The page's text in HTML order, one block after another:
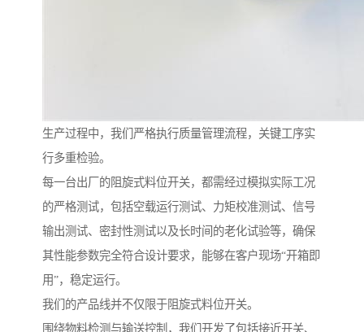
生产过程中，我们严格执行质量管理流程，关键工序实
行多重检验。
每一台出厂的阻旋式料位开关，都需经过模拟实际工况
的严格测试，包括空载运行测试、力矩校准测试、信号
输出测试、密封性测试以及长时间的老化试验等，确保
其性能参数完全符合设计要求，能够在客户现场“开箱即
用”，稳定运行。
我们的产品线并不仅限于阻旋式料位开关。
围绕物料检测与输送控制，我们开发了包括接近开关、